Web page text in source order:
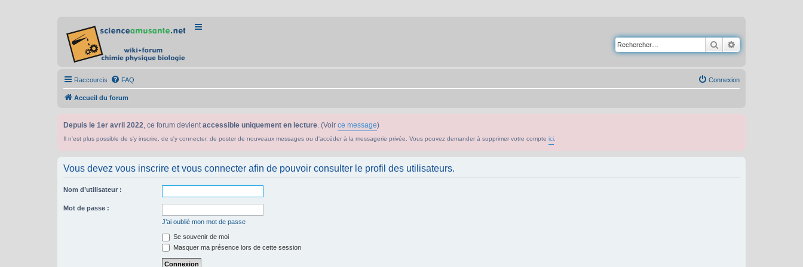
Rechercher
Raccourcis FAQ Connexion
Accueil du forum
Depuis le 1er avril 2022, ce forum devientaccessible uniquement en lecture. (Voir ce message)
Il n'est plus possible de s'y inscrire, de s'y connecter, de poster de nouveaux messages ou d'accéder à la messagerie privée. Vous pouvez demander à supprimer votre compte ici
Vous devez vous inscrire et vous connecter afin de pouvoir consulter le profil des utilisateurs.
Nom d’utilisateur :
Mot de passe :
J’ai oublié mon mot de passe
Se souvenir de moi
Masquer ma présence lors de cette session